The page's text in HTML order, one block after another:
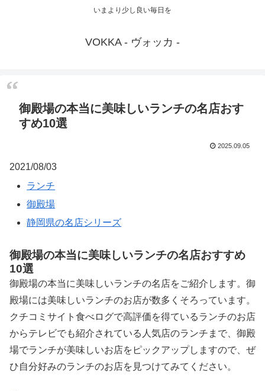
いまより少し良い毎日を
VOKKA - ヴォッカ -
御殿場の本当に美味しいランチの名店おす
すめ10選
2025.09.05
2021/08/03
ランチ
御殿場
静岡県の名店シリーズ
御殿場の本当に美味しいランチの名店おすすめ
10選
御殿場の本当に美味しいランチの名店をご紹介します。御
殿場には美味しいランチのお店が数多くそろっています。
クチコミサイト食べログで高評価を得ているランチのお店
からテレビでも紹介されている人気店のランチまで、御殿
場でランチが美味しいお店をピックアップしますので、ぜ
ひ自分好みのランチのお店を見つけてみてください。